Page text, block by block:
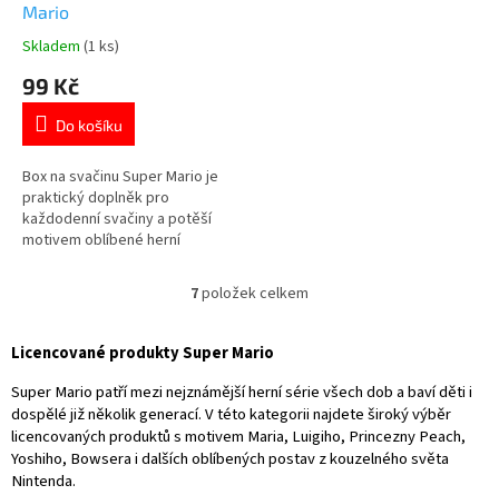
Mario
Průměrné
produktu
5,0
5
hvězdiček.
Skladem (1 ks)
99 Kč
Do košíku
Box na svačinu Super Mario je
praktický doplněk pro
každodenní svačiny a potěší
motivem oblíbené herní
plast bez BPA – bezpečný pro
děti ✓ pevné klipové zavírání 👉
Mario
O
l
á
d
a
c
í
p
7položek celkem
Licencované produkty Super Mario
Super Mario patří mezi nejznámější herní série všech dob a baví děti i
dospělé již několik generací. V této kategorii najdete široký výběr
licencovaných produktů s motivem Maria, Luigiho, Princezny Peach,
Yoshiho, Bowsera i dalších oblíbených postav z kouzelného světa
Nintenda.